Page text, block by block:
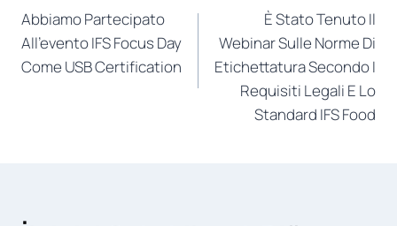
articoli
Abbiamo Partecipato
All’evento IFS Focus Day
Come USB Certification
È Stato Tenuto Il
Webinar Sulle Norme Di
Etichettatura Secondo I
Requisiti Legali E Lo
Standard IFS Food